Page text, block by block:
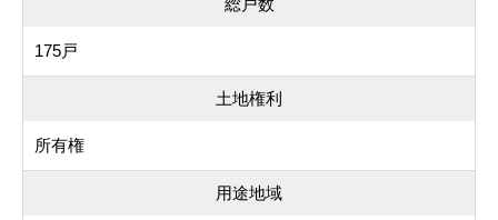
175戸
土地権利
所有権
用途地域